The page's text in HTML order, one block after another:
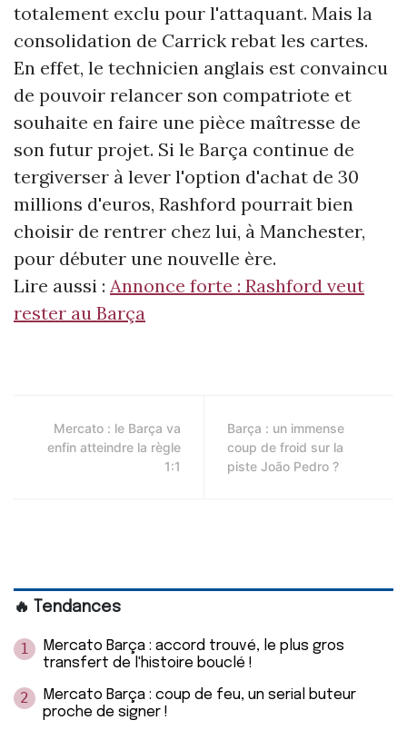
totalement exclu pour l'attaquant. Mais la
consolidation de Carrick rebat les cartes.
En effet, le technicien anglais est convaincu
de pouvoir relancer son compatriote et
souhaite en faire une pièce maîtresse de
son futur projet. Si le Barça continue de
tergiverser à lever l'option d'achat de 30
millions d'euros, Rashford pourrait bien
choisir de rentrer chez lui, à Manchester,
pour débuter une nouvelle ère.
Lire aussi : Annonce forte : Rashford veut
rester au Barça
Mercato : le Barça va
enfin atteindre la règle
1:1
Barça : un immense
coup de froid sur la
piste João Pedro ?
🔥 Tendances
1
Mercato Barça : accord trouvé, le plus gros
transfert de l'histoire bouclé !
2
Mercato Barça : coup de feu, un serial buteur
proche de signer !